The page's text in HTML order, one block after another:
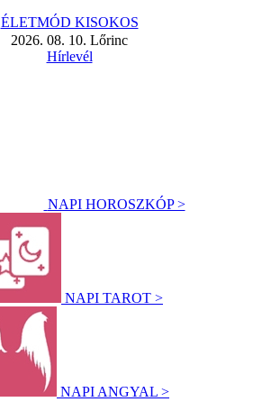
ÉLETMÓD KISOKOS
2026. 08. 10. Lőrinc
Hírlevél
NAPI HOROSZKÓP >
NAPI TAROT >
NAPI ANGYAL >